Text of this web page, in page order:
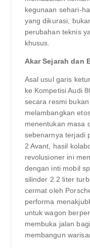
kegunaan sehari-
yang dikurasi,
perubahan teknis
khusus.
Akar Sejarah dan
Asal usul garis
ke Kompetisi Audi
secara resmi
melambangkan
menentukan masa
sebenarnya terjadi
2 Avant, hasil
revolusioner ini
dengan inti mobil
silinder 2.2 liter
cermat oleh
performa
untuk wagon
membuka jalan
membangun